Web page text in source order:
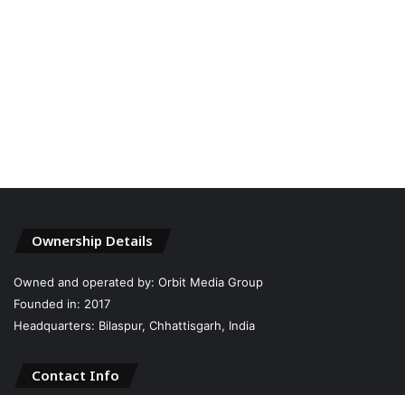
Ownership Details
Owned and operated by: Orbit Media Group
Founded in: 2017
Headquarters: Bilaspur, Chhattisgarh, India
Contact Info